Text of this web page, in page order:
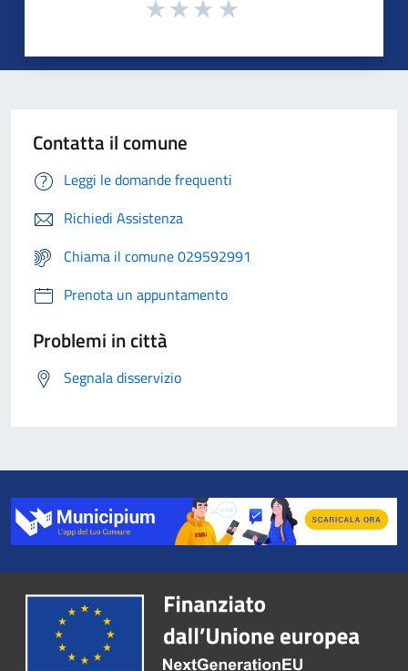
Contatta il comune
Leggi le domande frequenti
Richiedi Assistenza
Chiama il comune 029592991
Prenota un appuntamento
Problemi in città
Segnala disservizio